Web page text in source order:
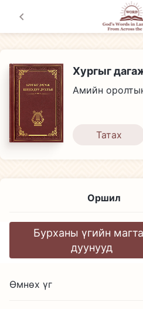
Хургыг
Амийн
Татах
Оршил
Бурханы үгийн
дуунууд
Өмнөх үг